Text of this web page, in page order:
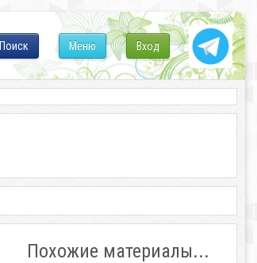
Вход
Меню
Поиск
Похожие материалы...